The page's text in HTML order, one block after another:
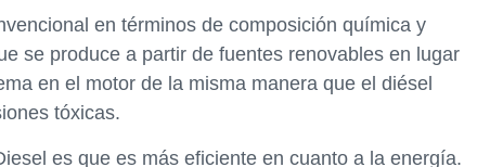
en términos de composición química y
se produce a partir de fuentes renovables en lugar
en el motor de la misma manera que el diésel
tóxicas.
es que es más eficiente en cuanto a la energía.